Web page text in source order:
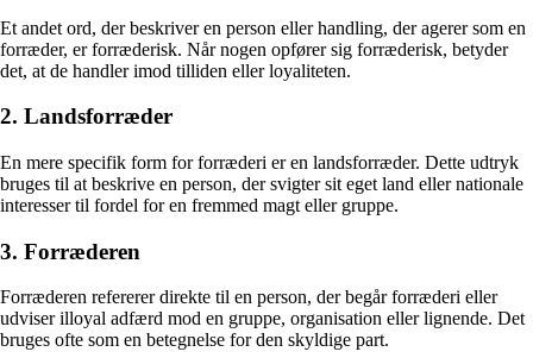
Et andet ord, der beskriver en person eller handling, der agerer som en
forræder, er forræderisk. Når nogen opfører sig forræderisk, betyder
det, at de handler imod tilliden eller loyaliteten.
2. Landsforræder
En mere specifik form for forræderi er en landsforræder. Dette udtryk
bruges til at beskrive en person, der svigter sit eget land eller nationale
interesser til fordel for en fremmed magt eller gruppe.
3. Forræderen
Forræderen refererer direkte til en person, der begår forræderi eller
udviser illoyal adfærd mod en gruppe, organisation eller lignende. Det
bruges ofte som en betegnelse for den skyldige part.